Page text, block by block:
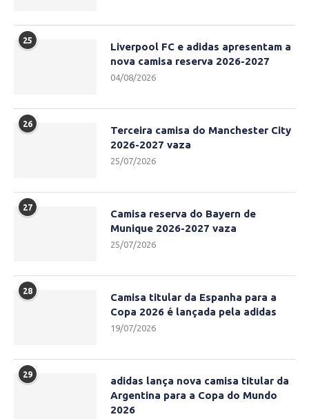
25
Liverpool FC e adidas apresentam a
nova camisa reserva 2026-2027
04/08/2026
26
Terceira camisa do Manchester City
2026-2027 vaza
25/07/2026
27
Camisa reserva do Bayern de
Munique 2026-2027 vaza
25/07/2026
28
Camisa titular da Espanha para a
Copa 2026 é lançada pela adidas
19/07/2026
29
adidas lança nova camisa titular da
Argentina para a Copa do Mundo
2026